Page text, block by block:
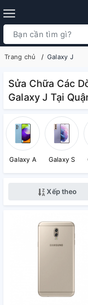
Trang chủ Galaxy J
Sửa Chữa Các
Galaxy J Tại
Galaxy A Galaxy S
Xếp theo